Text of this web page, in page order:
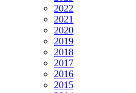
2022
2021
2020
2019
2018
2017
2016
2015